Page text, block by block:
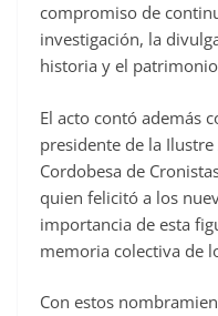
compromiso de
investigación, la
historia y el
El acto contó además
presidente de la
Cordobesa de
quien felicitó a los
importancia de esta
memoria colectiva de
Con estos